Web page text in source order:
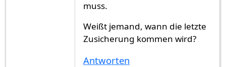
muss.
Weißt jemand, wann die letzte
Zusicherung kommen wird?
Antworten